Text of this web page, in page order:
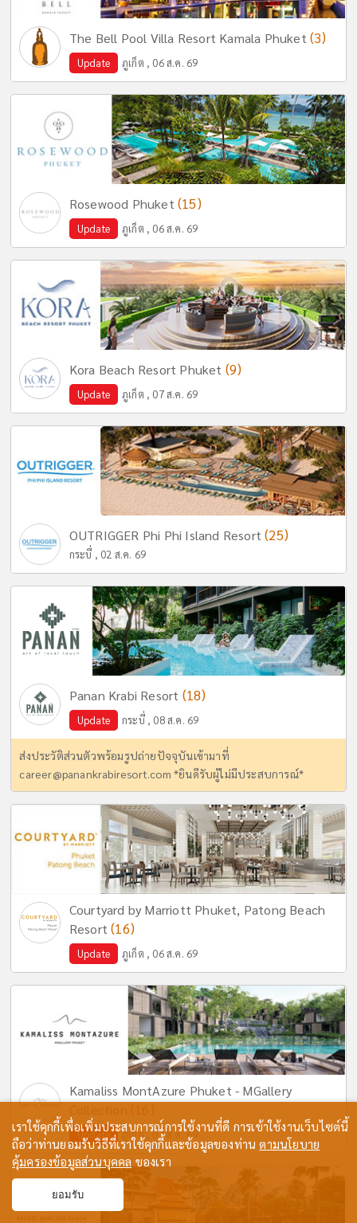
The Bell Pool Villa Resort Kamala Phuket (3)
Update ภูเก็ต , 06 ส.ค. 69
Rosewood Phuket (15)
Update ภูเก็ต , 06 ส.ค. 69
Kora Beach Resort Phuket (9)
Update ภูเก็ต , 07 ส.ค. 69
OUTRIGGER Phi Phi Island Resort(25)
กระบี่ , 02 ส.ค. 69
Panan Krabi Resort (18)
Update กระบี่ , 08 ส.ค. 69
ส่งประวัติส่วนตัวพร้อมรูปถ่ายปัจจุบันเข้ามาที่
career@panankrabiresort.com *ยินดีรับผู้ไม่มีประสบการณ์*
Courtyard by Marriott Phuket, Patong Beach
Resort(16)
Update ภูเก็ต , 06 ส.ค. 69
Kamaliss MontAzure Phuket - MGallery
(16)
Update ภูเก็ต , 07 ส.ค. 69
เราใช้คุกกี้เพื่อเพิ่มประสบการณ์การใช้งานที่ดี การเข้าใช้งานเว็บไซต์นี้
ถือว่าท่านยอมรับวิธีที่เราใช้คุกกี้และข้อมูลของท่านตามนโยบาย
คุ้มครองข้อมูลส่วนบุคคล ของเรา
ยอมรับ